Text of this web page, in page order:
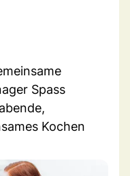
Spass
Kochen